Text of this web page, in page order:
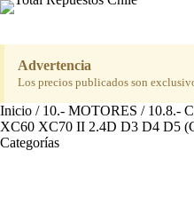
Saltar
Advertencia
Los precios publicados son
Inicio / 10.- MOTORES / 10.8.-
XC60 XC70 II 2.4D D3 D4 D5
Categorías